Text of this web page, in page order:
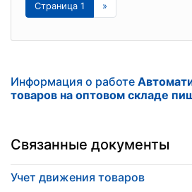
Страница 1 »
Информация о работе
товаров на оптовом складе
Связанные документы
Учет движения товаров